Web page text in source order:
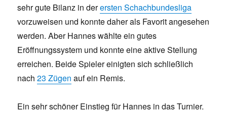
sehr gute Bilanz in derersten Schachbundesliga
vorzuweisen und konnte daher als Favorit angesehen
werden. Aber Hannes wählte ein gutes
Eröffnungssystem und konnte eine aktive Stellung
erreichen. Beide Spieler einigten sich schließlich
nach23 Zügen auf ein Remis.
Ein sehr schöner Einstieg für Hannes in das Turnier.